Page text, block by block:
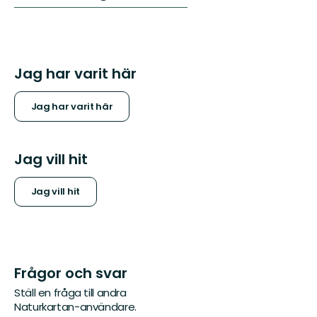
Jag har varit här
Jag har varit här
Jag vill hit
Jag vill hit
Frågor och svar
Ställ en fråga till andra
Naturkartan-användare.